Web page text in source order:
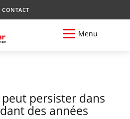
CONTACT
Menu
persister dans
des années